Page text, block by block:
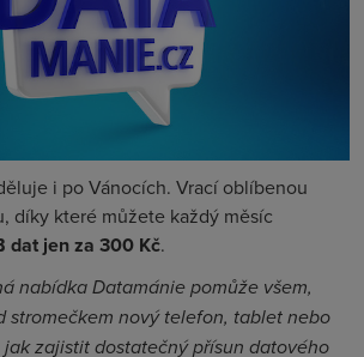
i po Vánocích. Vrací oblíbenou
díky které můžete každý měsíc
dat jen za 300 Kč.
nabídka Datamánie pomůže všem,
stromečkem nový telefon, tablet nebo
zajistit dostatečný přísun datového